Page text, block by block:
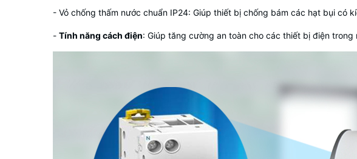
- Vỏ chống thấm nước chuẩn IP24: Giúp thiết bị chống bám các hạt bụi có
- Tính năng cách điện: Giúp tăng cường an toàn cho các thiết bị điện